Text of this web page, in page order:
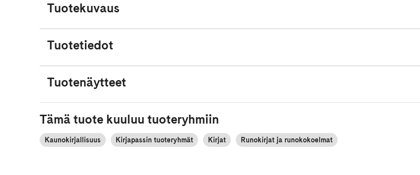
Tuotekuvaus
Tuotetiedot
Tuotenäytteet
Tämä tuote kuuluu tuoteryhmiin
Kaunokirjallisuus Kirjapassin tuoteryhmät Kirjat Runokirjat ja runokokoelmat